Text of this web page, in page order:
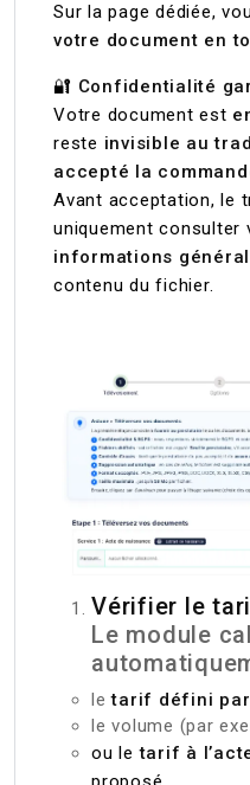
Sur la page dédiée,
votre document en
🔐 Confidentialité
Votre document est
reste invisible au
accepté la
Avant acceptation, le
uniquement consulter
informations
contenu du fichier.
Vérifier le
Le module
letarif défini
le volume (par
ou letarif à